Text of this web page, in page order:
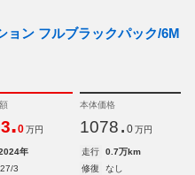
ョン フルブラックパック/6M
.0 万円
本体価格
1078. 0 万円
年 走行
0.7万km
3 修復
なし